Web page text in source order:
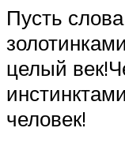
Пусть
целый
человек!